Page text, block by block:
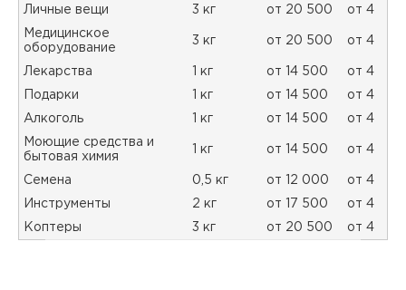
Личные вещи 3 кг от 20 500 от 4
Медицинское
оборудование
3 кг от 20 500 от 4
Лекарства 1 кг от 14 500 от 4
Подарки 1 кг от 14 500 от 4
Алкоголь 1 кг от 14 500 от 4
Моющие средства и
бытовая химия
1 кг от 14 500 от 4
Семена 0,5 кг от 12 000 от 4
Инструменты 2 кг от 17 500 от 4
Коптеры 3 кг от 20 500 от 4